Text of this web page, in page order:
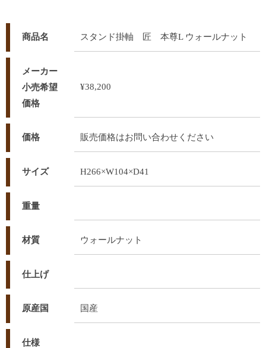
商品名 スタンド掛軸 匠 本尊L ウォールナット
メーカー
小売希望
価格
¥38,200
価格 販売価格はお問い合わせください
サイズ H266×W104×D41
重量
材質 ウォールナット
仕上げ
原産国 国産
仕様